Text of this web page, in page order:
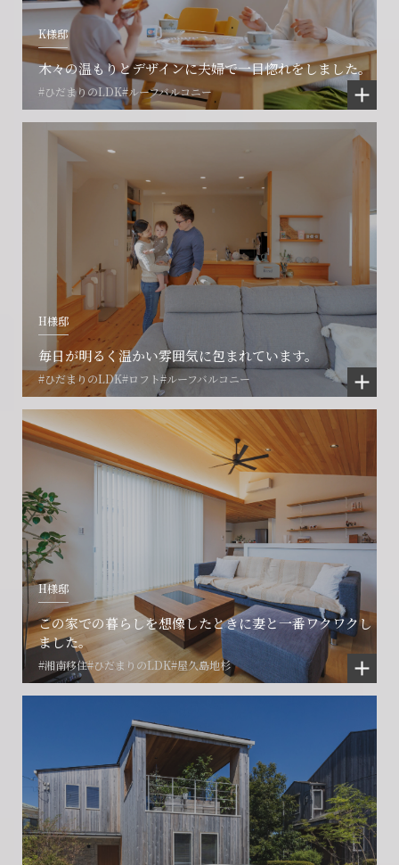
K様邸
木々の温もりとデザインに夫婦で一目惚れをしました。
#ひだまりのLDK#ルーフバルコニー
H様邸
毎日が明るく温かい雰囲気に包まれています。
#ひだまりのLDK#ロフト#ルーフバルコニー
H様邸
この家での暮らしを想像したときに妻と一番ワクワクし
ました。
#湘南移住#ひだまりのLDK#屋久島地杉
会社に関することや物件についての
ご相談はこちら
フォームからのお問い合わせ
CONTACT
お電話でのお問い合わせ
0466-24-2478
営業時間9:30~18:30 水曜定休
閉じる
賃貸物件入居者様の
お困りごとのご相談はこちら
解約のお申し込み
CONTACT
プロコール24ご利用の方
0120-073-386
閉じる
土地の活用・賃貸経営に関する
ご相談はこちら
フォームからのお問い合わせ
CONTACT
賃貸管理事業部へのお問い合わせ
0466-24-2478
営業時間9:30~18:30 水曜定休
閉じる